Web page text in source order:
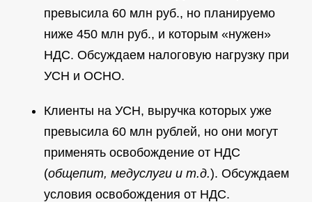
превысила 60 млн руб., но планируемо
ниже 450 млн руб., и которым «нужен»
НДС. Обсуждаем налоговую нагрузку при
УСН и ОСНО.
Клиенты на УСН, выручка которых уже
превысила 60 млн рублей, но они могут
применять освобождение от НДС
(общепит, медуслуги и т.д.). Обсуждаем
условия освобождения от НДС.